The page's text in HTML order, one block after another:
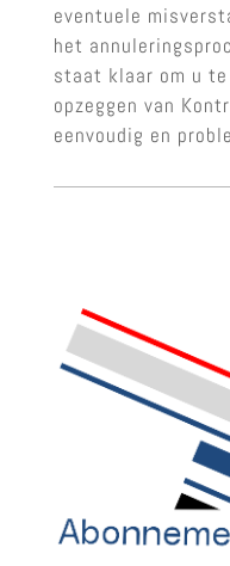
eventuele
het
staat klaar om u
opzeggen van
eenvoudig en